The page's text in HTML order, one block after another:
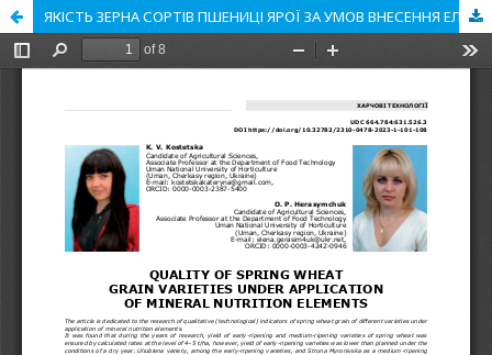
ЯКІСТЬ ЗЕРНА СОРТІВ ПШЕНИЦІ ЯРОЇ ЗА УМОВ ВНЕСЕННЯ ЕЛЕМЕНТІВ МІНЕРАЛЬНОГО ЖИВЛЕННЯ